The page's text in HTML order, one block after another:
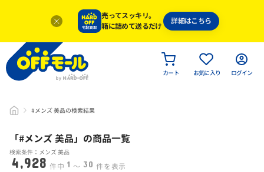
売ってスッキリ。
箱に詰めて送るだけ
詳細はこちら
カート お気に入り ログイン
#メンズ 美品の検索結果
「#メンズ 美品」 の商品一覧
検索条件：メンズ 美品
4,928 件中 1 〜 30 件を表示